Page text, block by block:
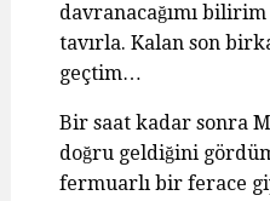
davranacağımı
tavırla. Kalan son
geçtim…
Bir saat kadar sonra
doğru geldiğini
fermuarlı bir ferace